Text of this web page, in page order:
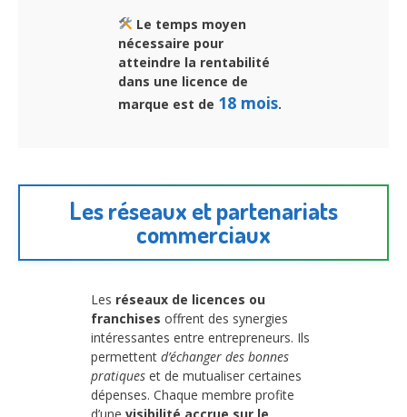
Le temps moyen
nécessaire pour
atteindre la rentabilité
dans une licence de
marque est de 18 mois.
Les réseaux et partenariats
commerciaux
Les réseaux de licences ou
franchises offrent des synergies
intéressantes entre entrepreneurs. Ils
permettent d’échanger des bonnes
pratiques et de mutualiser certaines
dépenses. Chaque membre profite